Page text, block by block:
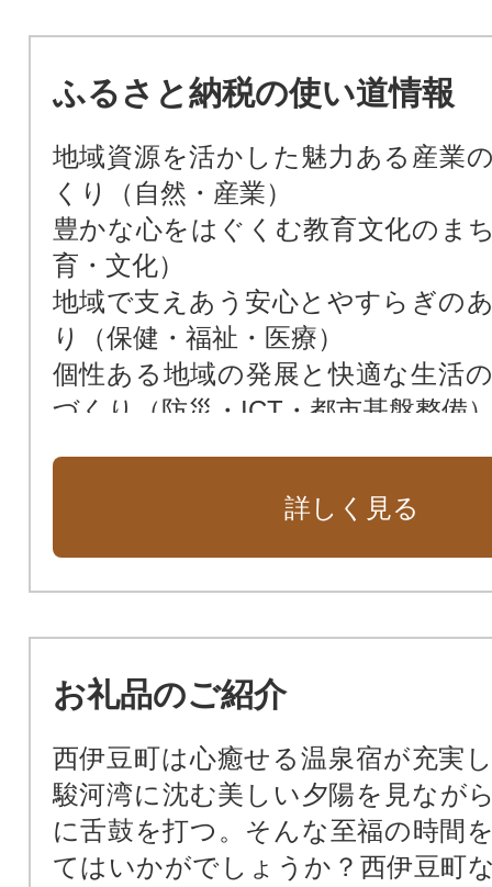
ふるさと納税の使い道情報
地域資源を活かした魅力ある産業
くり（自然・産業）
豊かな心をはぐくむ教育文化のま
育・文化）
地域で支えあう安心とやすらぎの
り（保健・福祉・医療）
個性ある地域の発展と快適な生活
づくり（防災・ICT・都市基盤整備
詳しく見る
お礼品のご紹介
西伊豆町は心癒せる温泉宿が充実
駿河湾に沈む美しい夕陽を見なが
に舌鼓を打つ。そんな至福の時間
てはいかがでしょうか？西伊豆町